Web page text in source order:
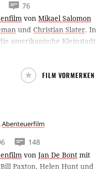
76
von Mikael Salomon
und Christian Slater. In
amerikanische Kleinstadt
der Staudamm droht zu
von der Landkarte zu
Jim (
von Tom (
Inhalt an sich zu reißen.
FILM VORMERKEN
,Abenteuerfilm
148
von Jan De Bont mit
Bill Paxton. Helen Hunt und